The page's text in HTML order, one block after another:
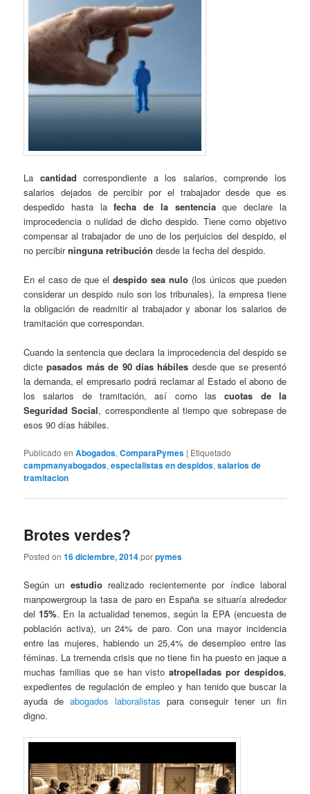
La cantidad correspondiente a los salarios, comprende los
salarios dejados de percibir por el trabajador desde que es
despedido hasta lafecha de la sentenciaque declare la
improcedencia o nulidad de dicho despido. Tiene como objetivo
compensar al trabajador de uno de los perjuicios del despido, el
no percibirninguna retribución desde la fecha del despido.
En el caso de que el despido sea nulo(los únicos que pueden
considerar un despido nulo son los tribunales), la empresa tiene
la obligación de readmitir al trabajador y abonar los salarios de
tramitación que correspondan.
Cuando la sentencia que declara la improcedencia del despido se
dictepasados más de 90 días hábiles desde que se presentó
la demanda, el empresario podrá reclamar al Estado el abono de
los salarios de tramitación, así como las cuotas de la
Seguridad Social, correspondiente al tiempo que sobrepase de
esos 90 días hábiles.
Publicado en Abogados,ComparaPymes | Etiquetado
campmanyabogados,especialistas en despidos,salarios de
tramitacion
Brotes verdes?
Posted on16 diciembre, 2014porpymes
Según un estudiorealizado recientemente por índice laboral
manpowergroup la tasa de paro en España se situaría alrededor
del15%. En la actualidad tenemos, según la EPA (encuesta de
población activa), un 24% de paro. Con una mayor incidencia
entre las mujeres, habiendo un 25,4% de desempleo entre las
féminas. La tremenda crisis que no tiene fin ha puesto en jaque a
muchas familias que se han vistoatropelladas por despidos,
expedientes de regulación de empleo y han tenido que buscar la
ayuda de abogados laboralistas para conseguir tener un fin
digno.